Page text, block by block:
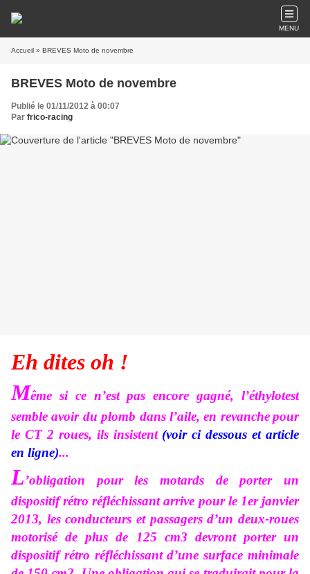
MENU
Accueil » BREVES Moto de novembre
BREVES Moto de novembre
Publié le 01/11/2012 à 00:07
Par frico-racing
Eh dites oh !
Même si ce n’est pas encore gagné, l’éthylotest
semble avoir du plomb dans l’aile, en revanche pour
le CT 2 roues, ils insistent (voir ci dessous et article
en ligne)...
L’obligation pour les motards de porter un
dispositif rétro réfléchissant arrive pour le 1er janvier
2013, les conducteurs et passagers d’un deux-roues
motorisé de plus de 125 cm3 devront porter un
dispositif rétro réfléchissant d’une surface minimale